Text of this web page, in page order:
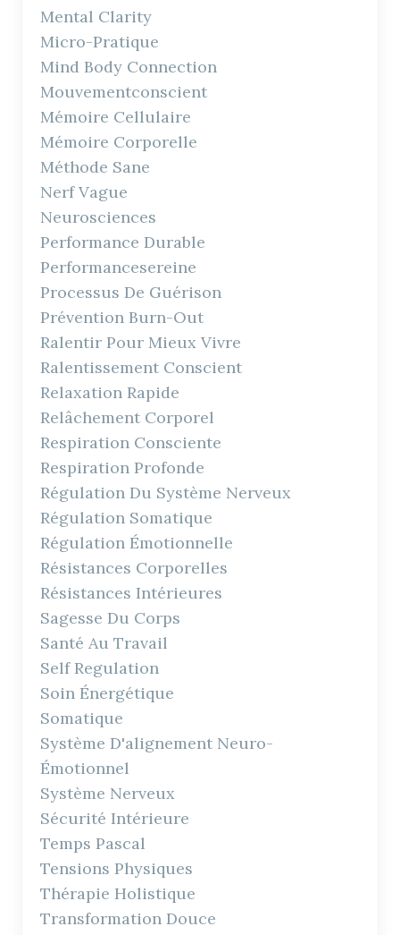
Mental Clarity
Micro-Pratique
Mind Body Connection
Mouvementconscient
Mémoire Cellulaire
Mémoire Corporelle
Méthode Sane
Nerf Vague
Neurosciences
Performance Durable
Performancesereine
Processus De Guérison
Prévention Burn-Out
Ralentir Pour Mieux Vivre
Ralentissement Conscient
Relaxation Rapide
Relâchement Corporel
Respiration Consciente
Respiration Profonde
Régulation Du Système Nerveux
Régulation Somatique
Régulation Émotionnelle
Résistances Corporelles
Résistances Intérieures
Sagesse Du Corps
Santé Au Travail
Self Regulation
Soin Énergétique
Somatique
Système D'alignement Neuro-
Émotionnel
Système Nerveux
Sécurité Intérieure
Temps Pascal
Tensions Physiques
Thérapie Holistique
Transformation Douce